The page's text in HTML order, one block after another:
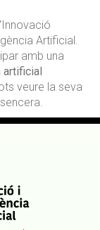
Artificial.
amb una
artificial
veure la seva